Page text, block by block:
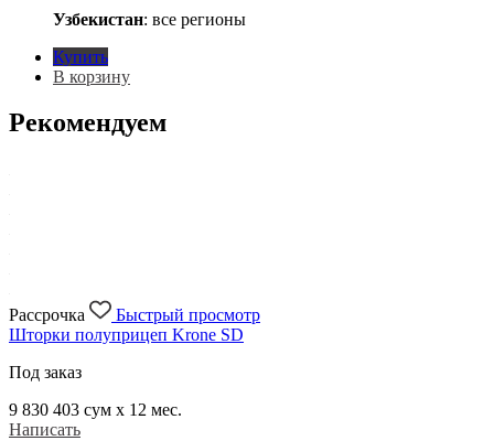
Узбекистан: все регионы
Купить
В корзину
Рекомендуем
Рассрочка
Быстрый просмотр
Шторки полуприцеп Krone SD
Под заказ
9 830 403 сум x 12 мес.
Написать